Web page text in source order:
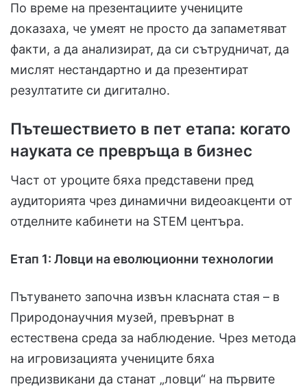
По време на презентациите учениците
доказаха, че умеят не просто да запаметяват
факти, а да анализират, да си сътрудничат, да
мислят нестандартно и да презентират
резултатите си дигитално.
Пътешествието в пет етапа: когато
науката се превръща в бизнес
Част от уроците бяха представени пред
аудиторията чрез динамични видеоакценти от
отделните кабинети на STEM центъра.
Етап 1: Ловци на еволюционни технологии
Пътуването започна извън класната стая – в
Природонаучния музей, превърнат в
естествена среда за наблюдение. Чрез метода
на игровизацията учениците бяха
предизвикани да станат „ловци“ на първите